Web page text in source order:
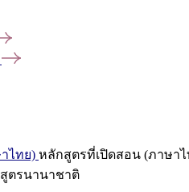
ไทย) หลักสูตรที่เปิดสอน (ภาษาไ
ตรนานาชาติ